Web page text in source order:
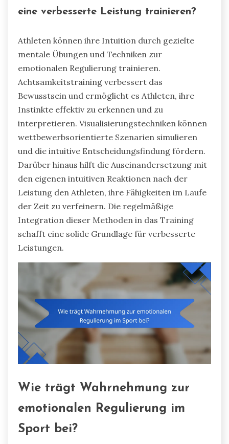
eine verbesserte Leistung trainieren?
Athleten können ihre Intuition durch gezielte
mentale Übungen und Techniken zur
emotionalen Regulierung trainieren.
Achtsamkeitstraining verbessert das
Bewusstsein und ermöglicht es Athleten, ihre
Instinkte effektiv zu erkennen und zu
interpretieren. Visualisierungstechniken können
wettbewerbsorientierte Szenarien simulieren
und die intuitive Entscheidungsfindung fördern.
Darüber hinaus hilft die Auseinandersetzung mit
den eigenen intuitiven Reaktionen nach der
Leistung den Athleten, ihre Fähigkeiten im Laufe
der Zeit zu verfeinern. Die regelmäßige
Integration dieser Methoden in das Training
schafft eine solide Grundlage für verbesserte
Leistungen.
Wie trägt Wahrnehmung zur
emotionalen Regulierung im
Sport bei?